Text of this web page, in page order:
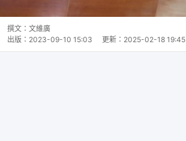
撰文： 文維廣
出版： 2023-09-10 15:03 更新： 2025-02-18 19:45